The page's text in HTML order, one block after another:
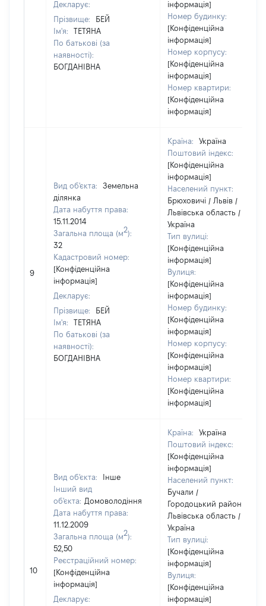
Декларує:
Прізвище:
БЕЙ
Ім'я:
ТЕТЯНА
По батькові (за
наявності):
БОГДАНІВНА
інформація]
Номер будинку:
[Конфіденційна
інформація]
Номер корпусу:
[Конфіденційна
інформація]
Номер квартири:
[Конфіденційна
інформація]
9
Вид об'єкта:
Земельна
ділянка
Дата набуття права:
15.11.2014
Загальна площа (м2):
32
Кадастровий номер:
[Конфіденційна
інформація]
Декларує:
Прізвище:
БЕЙ
Ім'я:
ТЕТЯНА
По батькові (за
наявності):
БОГДАНІВНА
Країна:
Україна
Поштовий індекс:
[Конфіденційна
інформація]
Населений пункт:
Брюховичі / Львів /
Львівська область /
Україна
Тип вулиці:
[Конфіденційна
інформація]
Вулиця:
[Конфіденційна
інформація]
Номер будинку:
[Конфіденційна
інформація]
Номер корпусу:
[Конфіденційна
інформація]
Номер квартири:
[Конфіденційна
інформація]
10
Вид об'єкта:
Інше
Інший вид
об'єкта: Домоволодіння
Дата набуття права:
11.12.2009
Загальна площа (м2):
52,50
Реєстраційний номер:
[Конфіденційна
інформація]
Декларує:
Країна:
Україна
Поштовий індекс:
[Конфіденційна
інформація]
Населений пункт:
Бучали /
Городоцький район /
Львівська область /
Україна
Тип вулиці:
[Конфіденційна
інформація]
Вулиця:
[Конфіденційна
інформація]